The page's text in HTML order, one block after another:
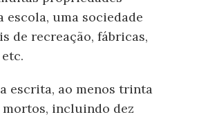
escola, uma sociedade
de recreação, fábricas,
escrita, ao menos trinta
incluindo dez